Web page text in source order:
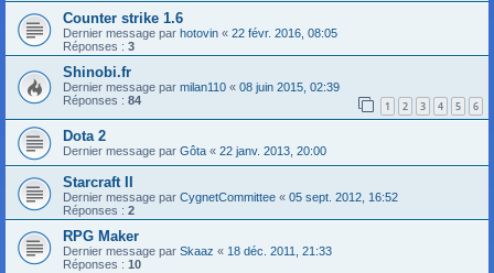
Counter strike 1.6
Dernier message par hotovin « 22 févr. 2016, 08:05
Réponses : 3
Shinobi.fr
Dernier message par milan110 « 08 juin 2015, 02:39
Réponses : 84 1 2 3 4 5 6
Dota 2
Dernier message par Gôta « 22 janv. 2013, 20:00
Starcraft II
Dernier message par CygnetCommittee « 05 sept. 2012, 16:52
Réponses : 2
RPG Maker
Dernier message par Skaaz « 18 déc. 2011, 21:33
Réponses : 10